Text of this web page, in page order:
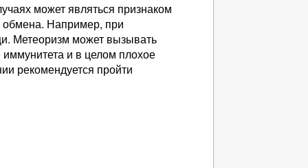
может являться признаком
обмена. Например, при
Метеоризм может вызывать
и в целом плохое
рекомендуется пройти